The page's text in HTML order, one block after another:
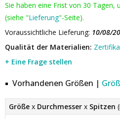
Sie haben eine Frist von 30 Tagen,
(siehe "Lieferung"-Seite).
Voraussichtliche Lieferung: 10/08/
Qualität der Materialien:
+ Eine Frage stellen
Vorhandenen Größen |
Größe x Durchmesser x Spitzen